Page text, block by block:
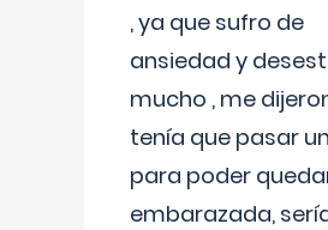
, ya que sufro de
ansiedad y
mucho , me
tenía que pasar
para poder
embarazada,